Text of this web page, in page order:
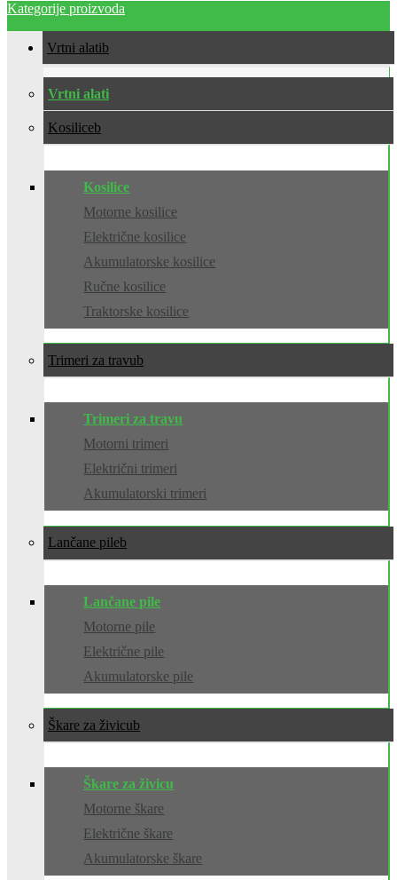
Kategorije proizvoda
Vrtni alati
Vrtni alati
Kosilice
Kosilice
Motorne kosilice
Električne kosilice
Akumulatorske kosilice
Ručne kosilice
Traktorske kosilice
Trimeri za travu
Trimeri za travu
Motorni trimeri
Električni trimeri
Akumulatorski trimeri
Lančane pile
Lančane pile
Motorne pile
Električne pile
Akumulatorske pile
Škare za živicu
Škare za živicu
Motorne škare
Električne škare
Akumulatorske škare